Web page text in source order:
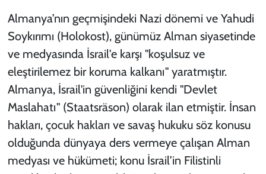
Almanya’nın geçmişindeki Nazi dönemi ve Yahudi
Soykırımı (Holokost), günümüz Alman siyasetinde
ve medyasında İsrail'e karşı "koşulsuz ve
eleştirilemez bir koruma kalkanı" yaratmıştır.
Almanya, İsrail'in güvenliğini kendi "Devlet
Maslahatı" (Staatsräson) olarak ilan etmiştir. İnsan
hakları, çocuk hakları ve savaş hukuku söz konusu
olduğunda dünyaya ders vermeye çalışan Alman
medyası ve hükümeti; konu İsrail’in Filistinli